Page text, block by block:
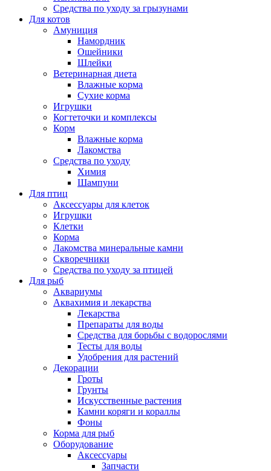
Средства по уходу за грызунами
Для котов
Амуниция
Намордник
Ошейники
Шлейки
Ветеринарная диета
Влажные корма
Сухие корма
Игрушки
Когтеточки и комплексы
Корм
Влажные корма
Лакомства
Средства по уходу
Химия
Шампуни
Для птиц
Аксессуары для клеток
Игрушки
Клетки
Корма
Лакомства минеральные камни
Скворечники
Средства по уходу за птицей
Для рыб
Аквариумы
Аквахимия и лекарства
Лекарства
Препараты для воды
Средства для борьбы с водорослями
Тесты для воды
Удобрения для растений
Декорации
Гроты
Грунты
Искусственные растения
Камни коряги и кораллы
Фоны
Корма для рыб
Оборудование
Аксессуары
Запчасти